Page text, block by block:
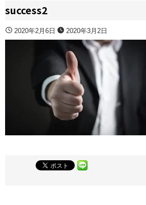
success2
2020年2月6日 2020年3月2日